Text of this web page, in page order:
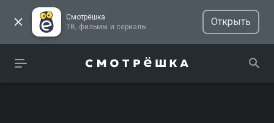
Смотрёшка
ТВ, фильмы и сериалы
Открыть